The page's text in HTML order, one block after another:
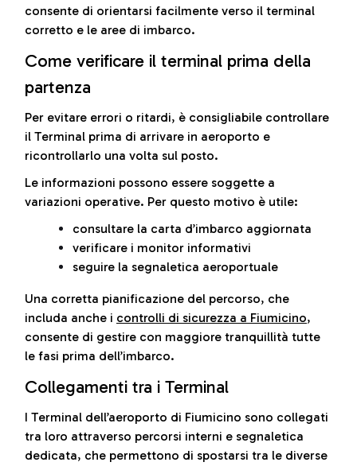
consente di orientarsi facilmente verso il terminal
corretto e le aree di imbarco.
Come verificare il terminal prima della
partenza
Per evitare errori o ritardi, è consigliabile controllare
il Terminal prima di arrivare in aeroporto e
ricontrollarlo una volta sul posto.
Le informazioni possono essere soggette a
variazioni operative. Per questo motivo è utile:
consultare la carta d’imbarco aggiornata
verificare i monitor informativi
seguire la segnaletica aeroportuale
Una corretta pianificazione del percorso, che
includa anche i controlli di sicurezza a Fiumicino,
consente di gestire con maggiore tranquillità tutte
le fasi prima dell’imbarco.
Collegamenti tra i Terminal
I Terminal dell’aeroporto di Fiumicino sono collegati
tra loro attraverso percorsi interni e segnaletica
dedicata, che permettono di spostarsi tra le diverse